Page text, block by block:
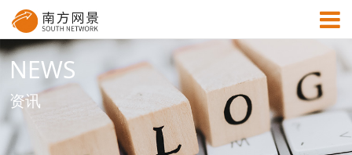
MENU
首页
NEWS
资讯